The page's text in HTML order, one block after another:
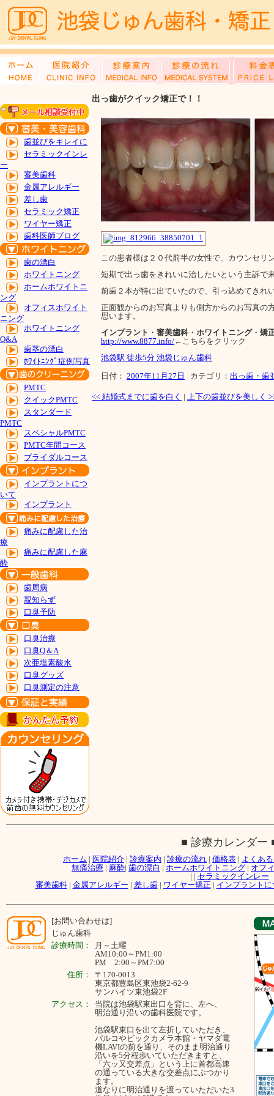
歯並びをキレイに
セラミックインレ
ー
審美歯科
金属アレルギー
差し歯
セラミック矯正
ワイヤー矯正
歯科医師ブログ
歯の漂白
ホワイトニング
ホームホワイトニ
ング
オフィスホワイト
ニング
ホワイトニング
Q&A
歯茎の漂白
ﾎﾜｲﾄﾆﾝｸﾞ症例写真
PMTC
クイックPMTC
スタンダード
PMTC
スペシャルPMTC
PMTC年間コース
ブライダルコース
インプラントにつ
いて
インプラント
痛みに配慮した治
療
痛みに配慮した麻
酔
歯周病
親知らず
口臭予防
口臭治療
口臭Q＆A
次亜塩素酸水
口臭グッズ
口臭測定の注意
出っ歯がクイック矯正で！！
この患者様は２０代前半の女性で、カウンセ
短期で出っ歯をきれいに治したいという主訴で
前歯２本が特に出ていたので、引っ込めてきれ
正面観からのお写真よりも側方からのお写真の
思います。
インプラント ・ 審美歯科・ ホワイトニング・ 矯
http://www.8877.info/←こちらをクリック
池袋駅 徒歩5分 池袋じゅん歯科
日付： 2007年11月27日 カテゴリ： 出っ歯・歯
<< 結婚式までに歯を白く | 上下の歯並びを美しく
■ 診療カレンダー
ホーム | 医院紹介 | 診療案内 | 診療の流れ | 価格表 | よくあ
無痛治療 | 麻酔| 歯の漂白 | ホームホワイトニング | オフ
| | セラミックインレー
審美歯科| 金属アレルギー | 差し歯| ワイヤー矯正 | インプラントに
[お問い合わせは]
じゅん歯科
診療時間：
月～ 土曜
AM10:00～PM1:00
PM 2:00～PM7:00
住所：
〒170-0013
東京都豊島区東池袋2-62-9
サンハイツ東池袋2F
アクセス：
当院は池袋駅東出口を背に、左へ、
明治通り沿いの歯科医院です。
池袋駅東口を出て左折していただき、
パルコやビックカメラ本館・ヤマダ電
機LAVIの前を通り、そのまま明治通り
沿いを5分程歩いていただきますと、
「六ッ又交差点」という上に首都高速
の通っている大きな交差点にぶつかり
ます。
道なりに明治通りを渡っていただいた3